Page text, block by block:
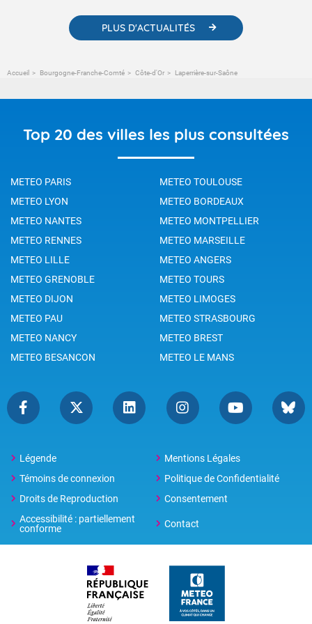
PLUS D'ACTUALITÉS
Accueil Bourgogne-Franche-Comté Côte-d'Or Laperrière-sur-Saône
Top 20 des villes les plus consultées
METEO PARIS
METEO TOULOUSE
METEO LYON
METEO BORDEAUX
METEO NANTES
METEO MONTPELLIER
METEO RENNES
METEO MARSEILLE
METEO LILLE
METEO ANGERS
METEO GRENOBLE
METEO TOURS
METEO DIJON
METEO LIMOGES
METEO PAU
METEO STRASBOURG
METEO NANCY
METEO BREST
METEO BESANCON
METEO LE MANS
Légende
Mentions Légales
Témoins de connexion
Politique de Confidentialité
Droits de Reproduction
Consentement
Accessibilité : partiellement
conforme
Contact